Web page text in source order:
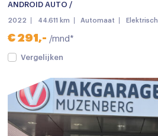
Bluetooth telefoonvoorbereiding
MP3-speler
Multimedia-voorbereiding
Multimedia systeem
Navigatie
Navigatiesysteem
ANDROID AUTO /
2022 44.611 km Automaat Elektrisch
€ 291,- /mnd*
Vergelijken